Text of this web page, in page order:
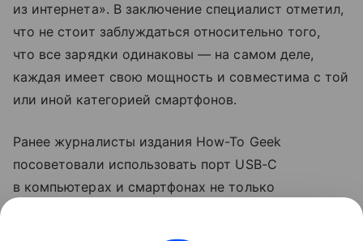
из интернета». В заключение специалист отметил,
что не стоит заблуждаться относительно того,
что все зарядки одинаковы — на самом деле,
каждая имеет свою мощность и совместима с той
или иной категорией смартфонов.
Ранее журналисты издания How-To Geek
посоветовали использовать порт USB-C
в компьютерах и смартфонах не только